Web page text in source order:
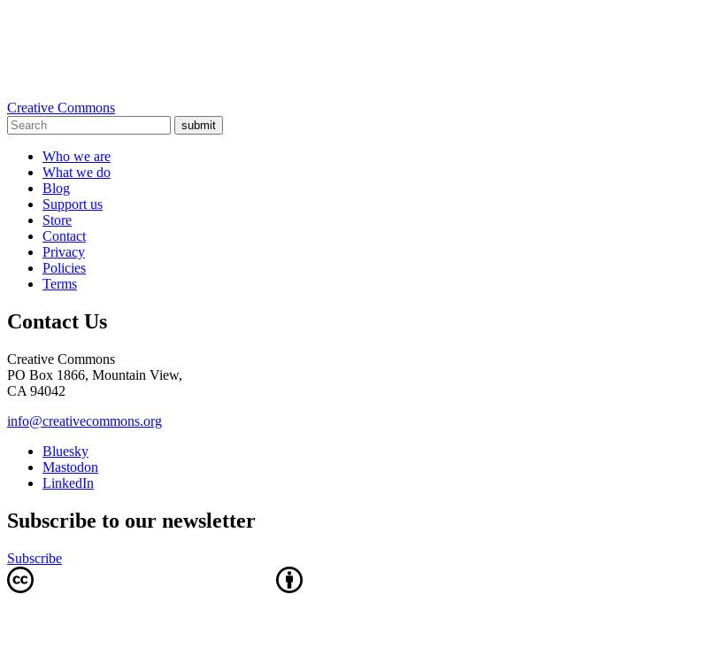
Creative Commons
submit
Who we are
What we do
Blog
Support us
Store
Contact
Privacy
Policies
Terms
Contact Us
Creative Commons
PO Box 1866, Mountain View,
CA 94042
info@creativecommons.org
Bluesky
Mastodon
LinkedIn
Subscribe to our newsletter
Subscribe